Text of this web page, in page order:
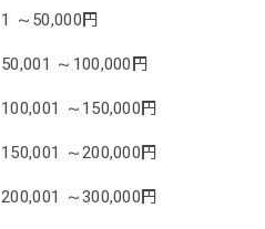
1 ～50,000円
50,001 ～100,000円
100,001 ～150,000円
150,001 ～200,000円
200,001 ～300,000円